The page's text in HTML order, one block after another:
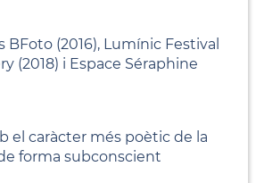
(2016), Lumínic Festival
(2018) i Espace Séraphine
el caràcter més poètic de la
forma subconscient